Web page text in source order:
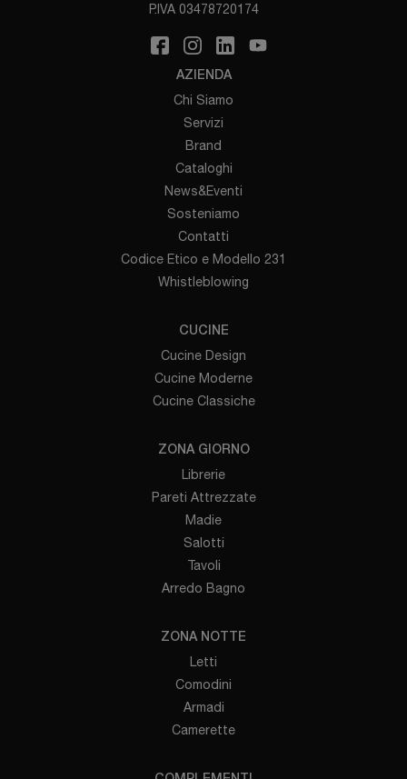
P.IVA 03478720174
AZIENDA
Chi Siamo
Servizi
Brand
Cataloghi
News&Eventi
Sosteniamo
Contatti
Codice Etico e Modello 231
Whistleblowing
CUCINE
Cucine Design
Cucine Moderne
Cucine Classiche
ZONA GIORNO
Librerie
Pareti Attrezzate
Madie
Salotti
Tavoli
Arredo Bagno
ZONA NOTTE
Letti
Comodini
Armadi
Camerette